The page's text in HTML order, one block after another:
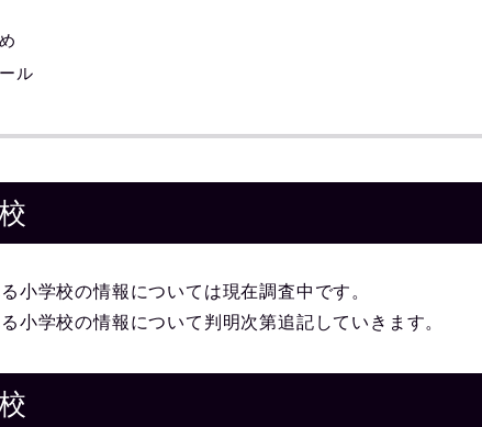
ル
小学校の情報については現在調査中です。
小学校の情報について判明次第追記していきます。